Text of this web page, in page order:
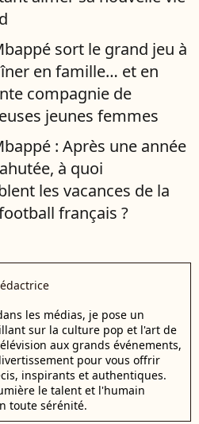
sort le grand jeu à
en famille… et en
compagnie de
jeunes femmes
: Après une année
à quoi
les vacances de la
français ?
les médias, je pose un
sur la culture pop et l'art de
aux grands événements,
pour vous offrir
inspirants et authentiques.
le talent et l'humain
toute sérénité.